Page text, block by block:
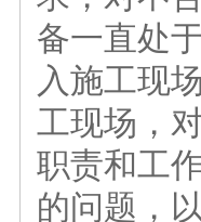
备一直处
入施工现
工现场，
职责和工
的问题，